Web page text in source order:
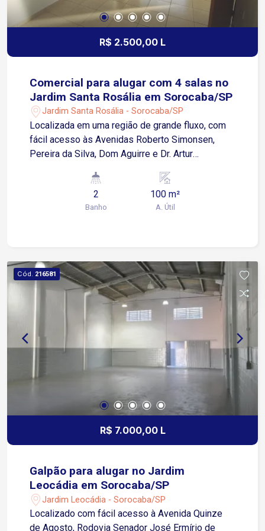
R$ 2.500,00 L
Comercial para alugar com 4 salas no
Jardim Santa Rosália em Sorocaba/SP
Jardim Santa Rosália - Sorocaba/SP
Localizada em uma região de grande fluxo, com
fácil acesso às Avenidas Roberto Simonsen,
Pereira da Silva, Dom Aguirre e Dr. Artur
infraestrutura comercial e de serviços,
proporcionando praticidade para clientes e
colaboradores. Sobre o imóvel: Sobreloja 4 salas
Visibilidade para o seu negócio Ideal para
escritórios, clínicas, consultórios, escolas,
coworkings e diversos segmentos comerciais
Localização em região movimentada e de fácil
acesso às principais vias da cidade Agende sua
visita e conheça o espaço ideal para o
crescimento da sua empresa!
2
Banho
100 m²
A. Útil
Cód. 216581
R$ 7.000,00 L
Galpão para alugar no Jardim
Leocádia em Sorocaba/SP
Jardim Leocádia - Sorocaba/SP
Localizado com fácil acesso à Avenida Quinze
de Agosto, Rodovia Senador José Ermírio de